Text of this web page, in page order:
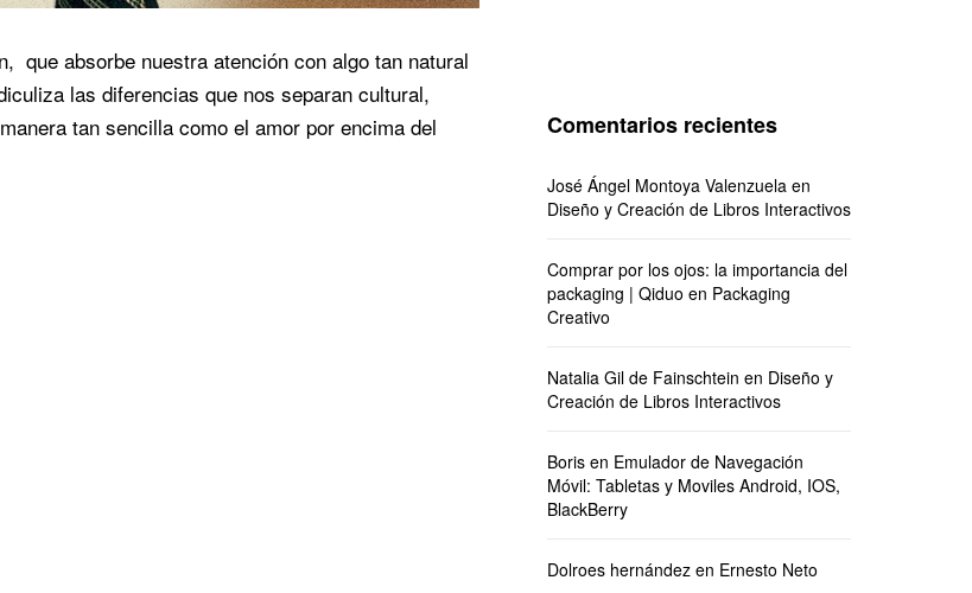
que absorbe nuestra atención con algo tan natural
las diferencias que nos separan cultural,
tan sencilla como el amor por encima del
Comentarios recientes
José Ángel Montoya Valenzuelaen
Diseño y Creación de Libros Interactivos
Comprar por los ojos: la importancia del
packaging | Qiduo en Packaging
Creativo
Natalia Gil de Fainschtein en Diseño y
Creación de Libros Interactivos
Borisen Emulador de Navegación
Móvil: Tabletas y Moviles Android, IOS,
BlackBerry
Dolroes hernándezen Ernesto Neto